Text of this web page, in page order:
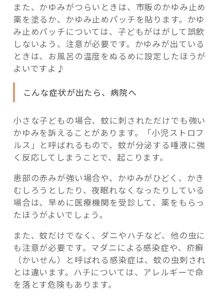
また、かゆみがつらいときは、市販のかゆみ止め
薬を塗るか、かゆみ止めパッチを貼ります。かゆ
み止めパッチについては、子どもがはがして誤飲
しないよう、注意が必要です。かゆみが出ている
ときは、お風呂の温度をぬるめに設定したほうが
よいですよ♪
こんな症状が出たら、病院へ
小さな子どもの場合、蚊に刺されただけでも強い
かゆみを訴えることがあります。「小児ストロフ
ルス」と呼ばれるもので、蚊が分泌する唾液に強
く反応してしまうことで、起こります。
患部の赤みが強い場合や、かゆみがひどく、かき
むしろうとしたり、夜眠れなくなったりしている
場合は、早めに医療機関を受診して、薬をもらっ
たほうがよいでしょう。
また、蚊だけでなく、ダニやハチなど、他の虫に
も注意が必要です。マダニによる感染症や、疥癬
（かいせん）と呼ばれる感染症は、蚊の虫刺され
とは違います。ハチについては、アレルギーで命
を落とす危険もあります。